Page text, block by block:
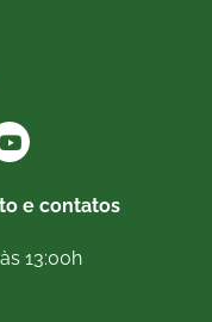
e contatos
13:00h